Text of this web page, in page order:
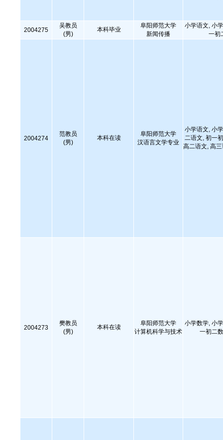
2004275
吴教员
(男)
本科毕业
阜阳师范大学
新闻传播
小学语文, 小
一初
2004274
范教员
(男)
本科在读
阜阳师范大学
汉语言文学专业
小学语文, 小
二语文, 初一
高二语文, 高
2004273
樊教员
(男)
本科在读
阜阳师范大学
计算机科学与技术
小学数学, 小
一初二